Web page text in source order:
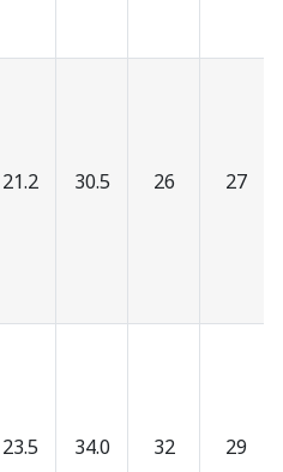
21.2 30.5 26 27
23.5 34.0 32 29